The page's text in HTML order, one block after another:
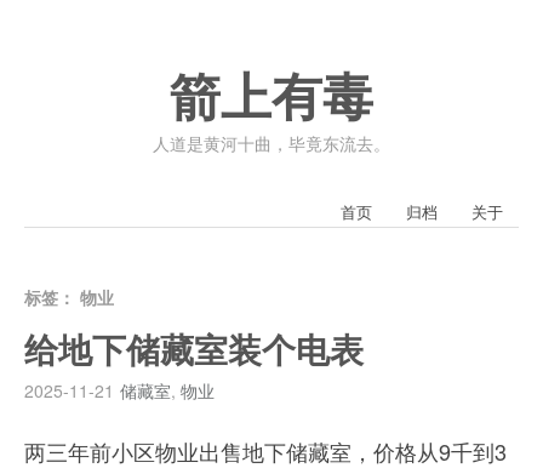
箭上有毒
人道是黄河十曲，毕竟东流去。
首页 归档 关于
标签： 物业
给地下储藏室装个电表
2025-11-21 储藏室, 物业
两三年前小区物业出售地下储藏室，价格从9千到3